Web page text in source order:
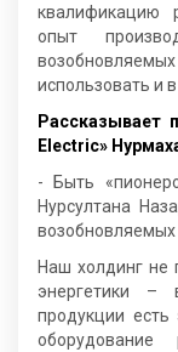
квалификацию
опыт
использовать и
Рассказывает
Electric»
- Быть
Нурсултана
возобновляемых
Наш холдинг не
энергетики –
продукции есть
оборудование